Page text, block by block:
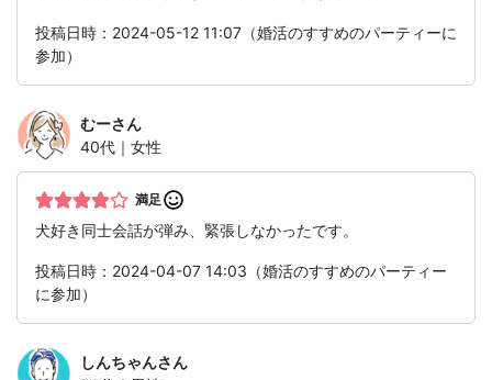
投稿日時：2024-05-12 11:07（婚活のすすめのパーティーに
参加）
むーさん
40代｜女性
満足
犬好き同士会話が弾み、緊張しなかったです。
投稿日時：2024-04-07 14:03（婚活のすすめのパーティー
に参加）
しんちゃんさん